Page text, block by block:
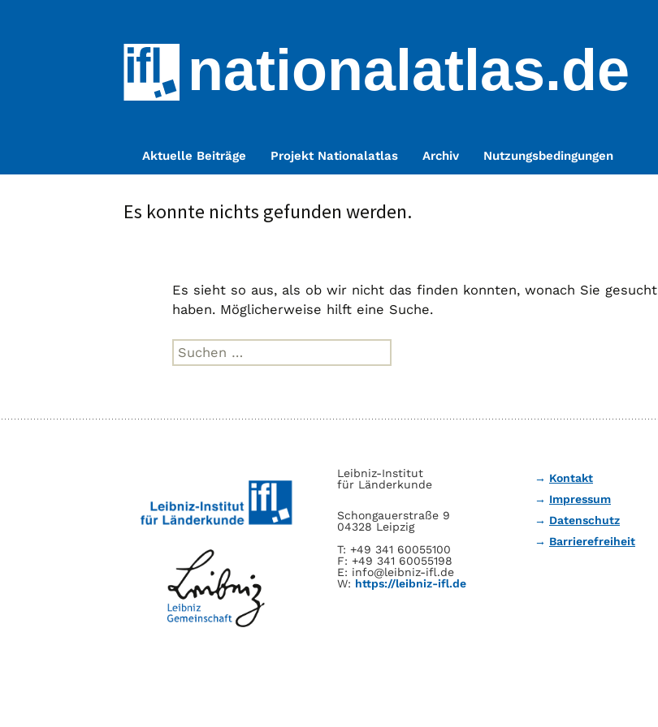
nationalatlas.de
Aktuelle Beiträge Projekt Nationalatlas Archiv Nutzungsbedingungen
Es konnte nichts gefunden werden.
Es sieht so aus, als ob wir nicht das finden konnten, wonach Sie gesucht
haben. Möglicherweise hilft eine Suche.
Suche
nach:
Leibniz-Institut
für Länderkunde
Schongauerstraße 9
04328 Leipzig
T: +49 341 60055100
F: +49 341 60055198
E: info@leibniz-ifl.de
W: https://leibniz-ifl.de
Kontakt
Impressum
Datenschutz
Barrierefreiheit